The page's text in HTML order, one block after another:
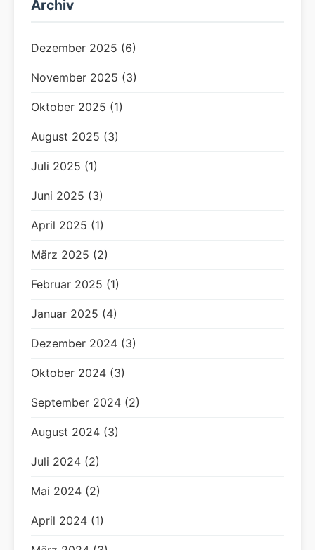
Archiv
Dezember 2025 (6)
November 2025 (3)
Oktober 2025 (1)
August 2025 (3)
Juli 2025 (1)
Juni 2025 (3)
April 2025 (1)
März 2025 (2)
Februar 2025 (1)
Januar 2025 (4)
Dezember 2024 (3)
Oktober 2024 (3)
September 2024 (2)
August 2024 (3)
Juli 2024 (2)
Mai 2024 (2)
April 2024 (1)